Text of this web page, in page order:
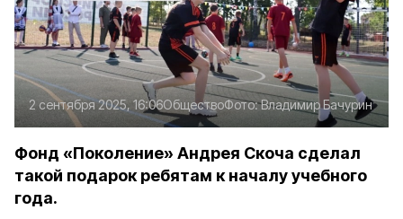
2 сентября 2025, 16:06ОбществоФото:Владимир Бачурин
Фонд «Поколение» Андрея Скоча сделал
такой подарок ребятам к началу учебного
года.